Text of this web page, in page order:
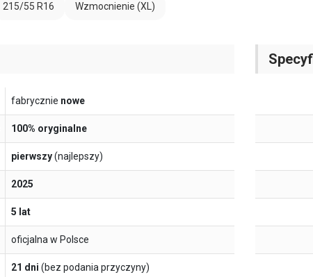
215/55 R16 Wzmocnienie (XL)
fabrycznie nowe
100% oryginalne
pierwszy(najlepszy)
2025
5 lat
oficjalna w Polsce
21 dni (bez podania przyczyny)